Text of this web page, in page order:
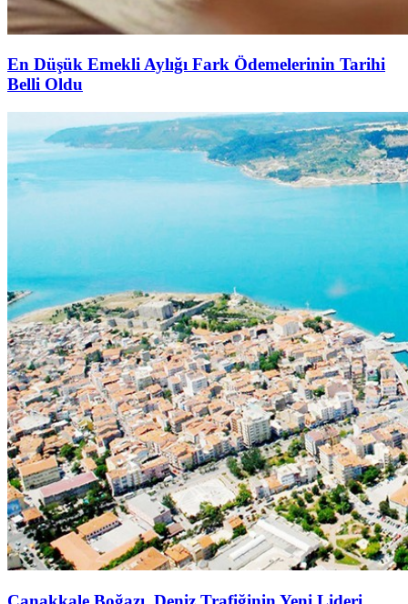
En Düşük Emekli Aylığı Fark Ödemelerinin Tarihi
Belli Oldu